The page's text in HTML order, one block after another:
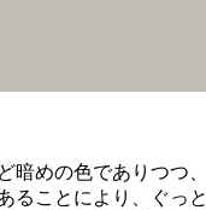
暗めの色でありつつ
ることにより、ぐっ